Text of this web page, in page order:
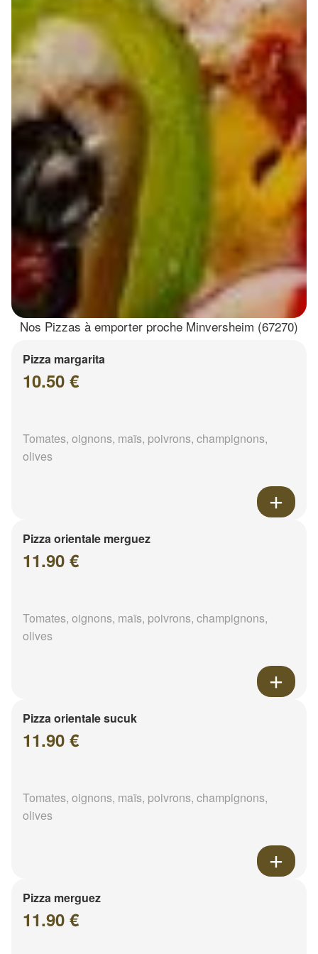
Nos Pizzas à emporter proche Minversheim (67270)
Pizza margarita
10.50 €
Tomates, oignons, maïs, poivrons, champignons,
olives
Pizza orientale merguez
11.90 €
Tomates, oignons, maïs, poivrons, champignons,
olives
Pizza orientale sucuk
11.90 €
Tomates, oignons, maïs, poivrons, champignons,
olives
Pizza merguez
11.90 €